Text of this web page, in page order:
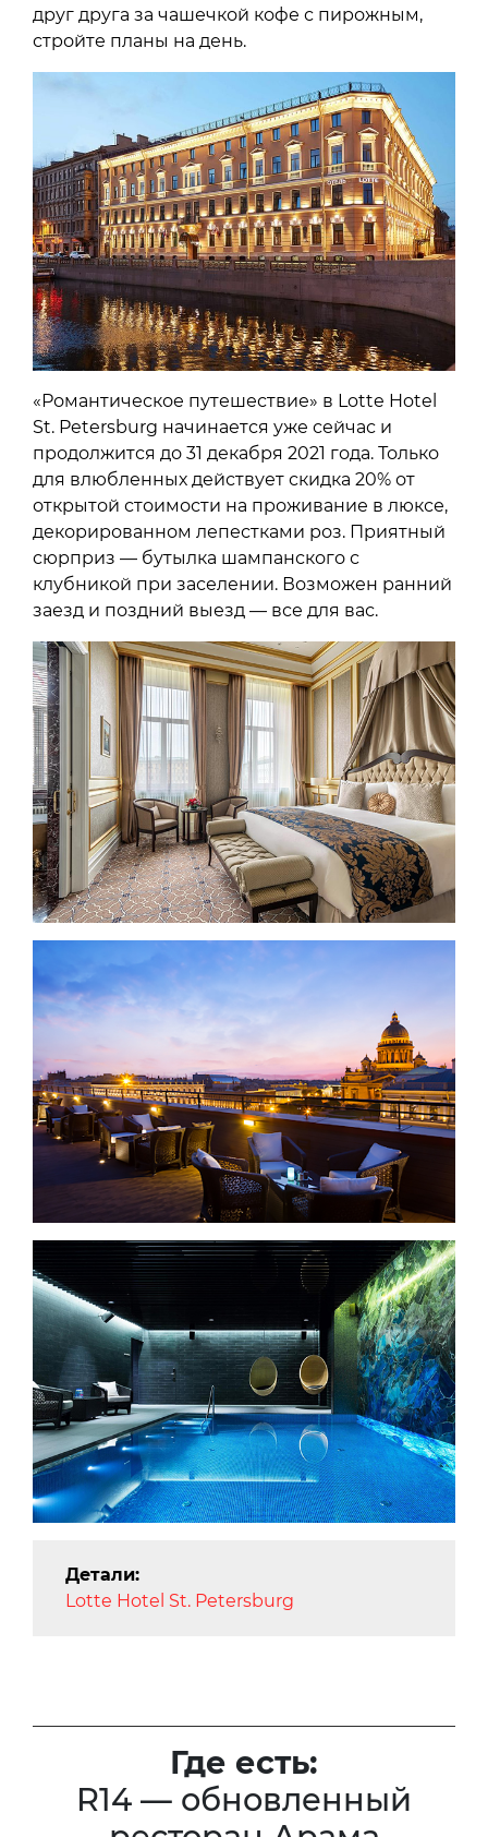
друг друга за чашечкой кофе с пирожным,
стройте планы на день.
«Романтическое путешествие» в Lotte Hotel
St. Petersburg начинается уже сейчас и
продолжится до 31 декабря 2021 года. Только
для влюбленных действует скидка 20% от
открытой стоимости на проживание в люксе,
декорированном лепестками роз. Приятный
сюрприз — бутылка шампанского с
клубникой при заселении. Возможен ранний
заезд и поздний выезд — все для вас.
Детали:
Lotte Hotel St. Petersburg
Где есть:
R14 — обновленный